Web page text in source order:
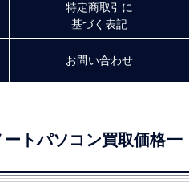
特定商取引に
基づく表記
お問い合わせ
トパソコン買取価格一